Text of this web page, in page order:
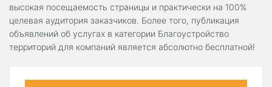
высокая посещаемость страницы и практически на 100%
целевая аудитория заказчиков. Более того, публикация
объявлений об услугах в категории Благоустройство
территорий для компаний является абсолютно бесплатной!